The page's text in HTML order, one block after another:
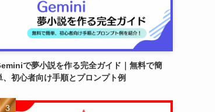
で夢小説を作る完全ガイド｜無料で簡
、初心者向け手順とプロンプト例